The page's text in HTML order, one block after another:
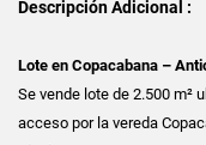
Descripción Adicional :
Lote en Copacabana –
Se vende lote de 2.500 m²
acceso por la vereda